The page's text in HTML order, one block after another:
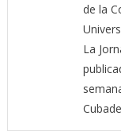
de la
La